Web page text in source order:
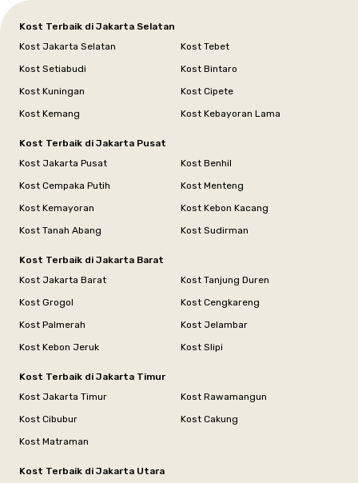
Kost Terbaik di Jakarta Selatan
Kost Jakarta Selatan
Kost Tebet
Kost Setiabudi
Kost Bintaro
Kost Kuningan
Kost Cipete
Kost Kemang
Kost Kebayoran Lama
Kost Terbaik di Jakarta Pusat
Kost Jakarta Pusat
Kost Benhil
Kost Cempaka Putih
Kost Menteng
Kost Kemayoran
Kost Kebon Kacang
Kost Tanah Abang
Kost Sudirman
Kost Terbaik di Jakarta Barat
Kost Jakarta Barat
Kost Tanjung Duren
Kost Grogol
Kost Cengkareng
Kost Palmerah
Kost Jelambar
Kost Kebon Jeruk
Kost Slipi
Kost Terbaik di Jakarta Timur
Kost Jakarta Timur
Kost Rawamangun
Kost Cibubur
Kost Cakung
Kost Matraman
Kost Terbaik di Jakarta Utara